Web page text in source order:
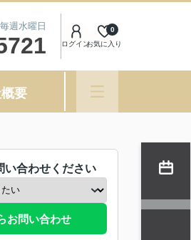
週水曜日
ログインお気に入り
0
要
い合わせください
お問い合わせ